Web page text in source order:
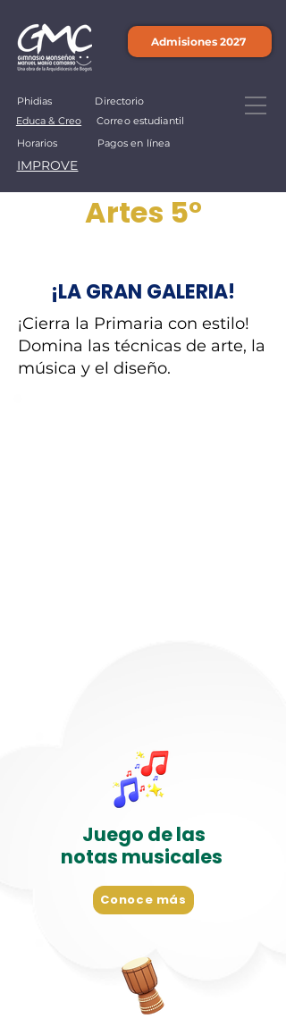
Admisiones 2027
Phidias
Educa & Creo
Horarios
Directorio
Correo estudiantil
Pagos en línea
IMPROVE
Artes 5°
¡LA GRAN GALERIA!
¡Cierra la Primaria con estilo!
Domina las técnicas de arte, la
música y el diseño.
Juego de las
notas musicales
Conoce más